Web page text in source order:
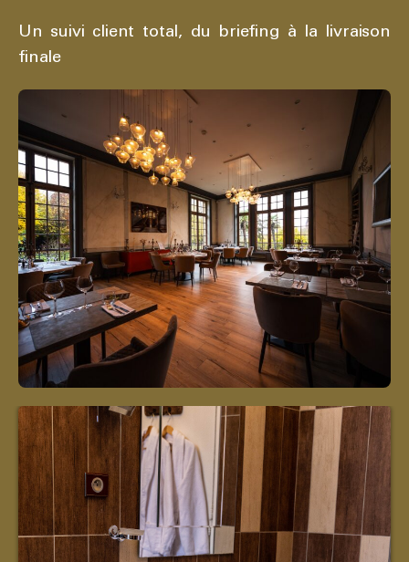
Un suivi client total, du briefing à la livraison
finale